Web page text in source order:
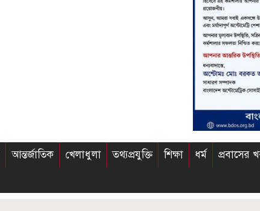
আন্তর্জাতিক খেলাধুলা তথ্যপ্রযুক্তি শিক্ষা ধর্ম প্রবাসের